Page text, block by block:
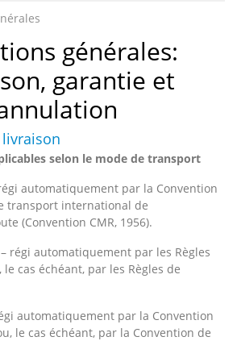
générales:
garantie et
selon le mode de transport
automatiquement par la Convention
transport international de
(Convention CMR, 1956).
– régi automatiquement par les Règles
le cas échéant, par les Règles de
automatiquement par la Convention
le cas échéant, par la Convention de